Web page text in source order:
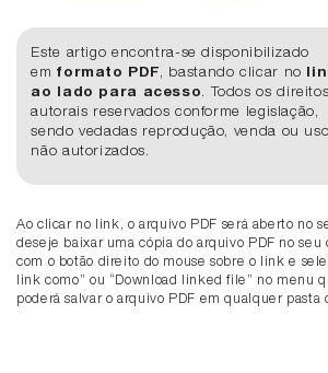
Este artigo encontra-se disponibilizado
emformato PDF, bastando clicar no
ao lado para acesso. Todos os direitos
autorais reservados conforme legislação,
sendo vedadas reprodução, venda ou uso
não autorizados.
Ao clicar no link, o arquivo PDF será aberto no
deseje baixar uma cópia do arquivo PDF no
com o botão direito do mouse sobre o link e
link como” ou “Download linked file” no menu
poderá salvar o arquivo PDF em qualquer pasta